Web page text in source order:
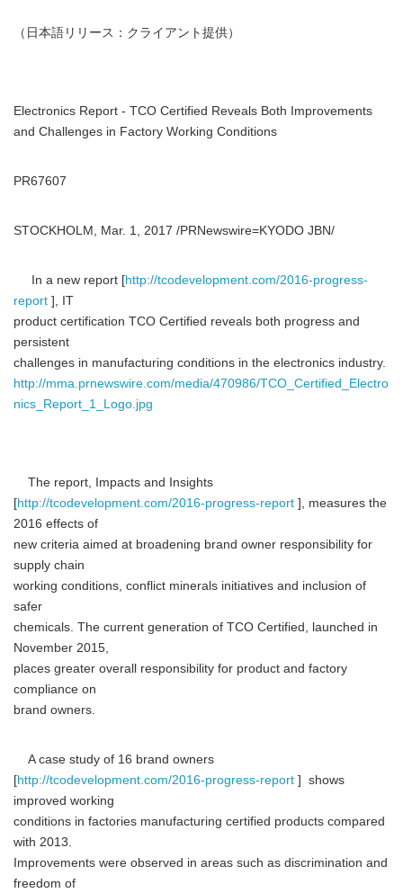
（日本語リリース：クライアント提供）
Electronics Report - TCO Certified Reveals Both Improvements
and Challenges in Factory Working Conditions
PR67607
STOCKHOLM, Mar. 1, 2017 /PRNewswire=KYODO JBN/
In a new report [http://tcodevelopment.com/2016-progress-
report ], IT
product certification TCO Certified reveals both progress and
persistent
challenges in manufacturing conditions in the electronics industry.
http://mma.prnewswire.com/media/470986/TCO_Certified_Electro
nics_Report_1_Logo.jpg
The report, Impacts and Insights
[http://tcodevelopment.com/2016-progress-report ], measures the
2016 effects of
new criteria aimed at broadening brand owner responsibility for
supply chain
working conditions, conflict minerals initiatives and inclusion of
safer
chemicals. The current generation of TCO Certified, launched in
November 2015,
places greater overall responsibility for product and factory
compliance on
brand owners.
A case study of 16 brand owners
[http://tcodevelopment.com/2016-progress-report ] shows
improved working
conditions in factories manufacturing certified products compared
with 2013.
Improvements were observed in areas such as discrimination and
freedom of